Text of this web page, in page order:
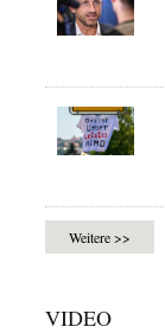
Weitere >>
VIDEO